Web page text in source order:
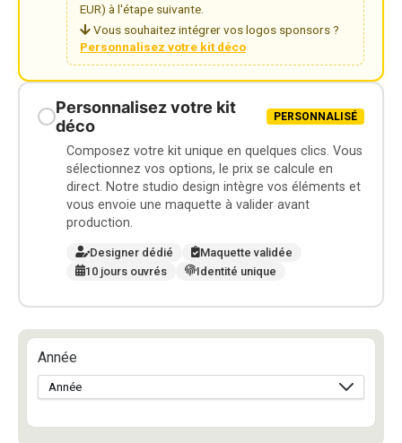
EUR) à l'étape suivante.
Vous souhaitez intégrer vos logos sponsors ?
Personnalisez votre kit déco
Personnalisez votre kit
déco
PERSONNALISÉ
Composez votre kit unique en quelques clics. Vous
sélectionnez vos options, le prix se calcule en
direct. Notre studio design intègre vos éléments et
vous envoie une maquette à valider avant
production.
Designer dédié
Maquette validée
10 jours ouvrés
Identité unique
Année